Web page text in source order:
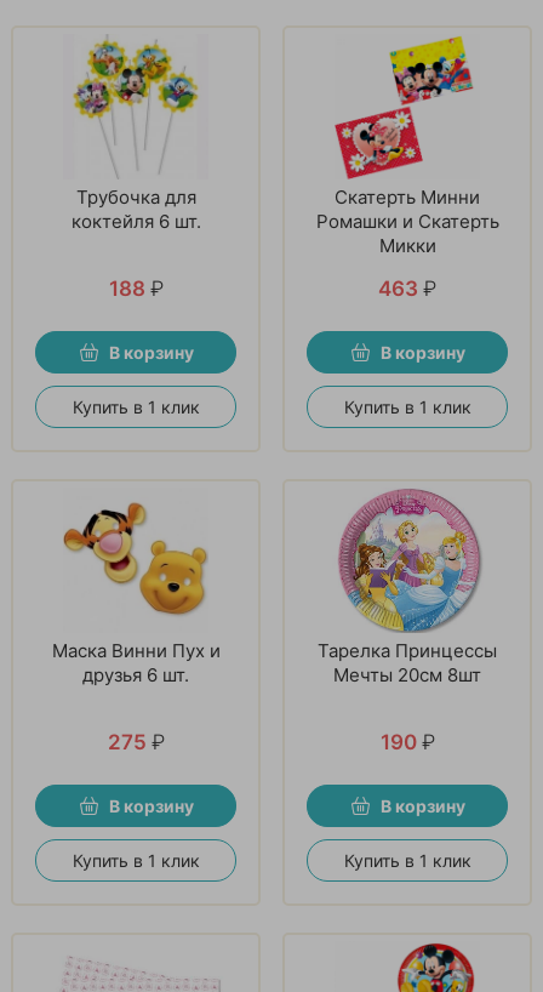
Трубочка для
коктейля 6 шт.
188 ₽
В корзину
Купить в 1 клик
Скатерть Минни
Ромашки и Скатерть
Микки
463 ₽
В корзину
Купить в 1 клик
Маска Винни Пух и
друзья 6 шт.
275 ₽
В корзину
Купить в 1 клик
Тарелка Принцессы
Мечты 20см 8шт
190 ₽
В корзину
Купить в 1 клик